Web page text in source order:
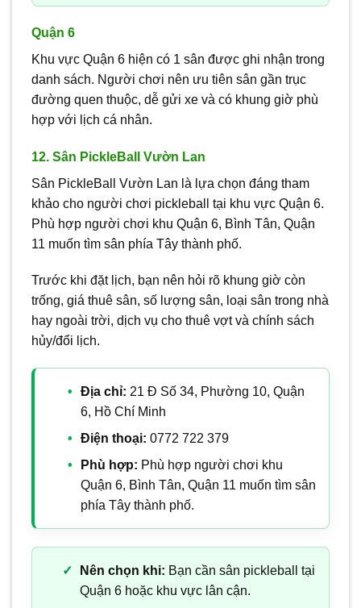
Quận 6
Khu vực Quận 6 hiện có 1 sân được ghi nhận trong
danh sách. Người chơi nên ưu tiên sân gần trục
đường quen thuộc, dễ gửi xe và có khung giờ phù
hợp với lịch cá nhân.
12. Sân PickleBall Vườn Lan
Sân PickleBall Vườn Lan là lựa chọn đáng tham
khảo cho người chơi pickleball tại khu vực Quận 6.
Phù hợp người chơi khu Quận 6, Bình Tân, Quận
11 muốn tìm sân phía Tây thành phố.
Trước khi đặt lịch, bạn nên hỏi rõ khung giờ còn
trống, giá thuê sân, số lượng sân, loại sân trong nhà
hay ngoài trời, dịch vụ cho thuê vợt và chính sách
hủy/đổi lịch.
Địa chỉ: 21 Đ Số 34, Phường 10, Quận
6, Hồ Chí Minh
Điện thoại: 0772 722 379
Phù hợp: Phù hợp người chơi khu
Quận 6, Bình Tân, Quận 11 muốn tìm sân
phía Tây thành phố.
Nên chọn khi: Bạn cần sân pickleball tại
Quận 6 hoặc khu vực lân cận.